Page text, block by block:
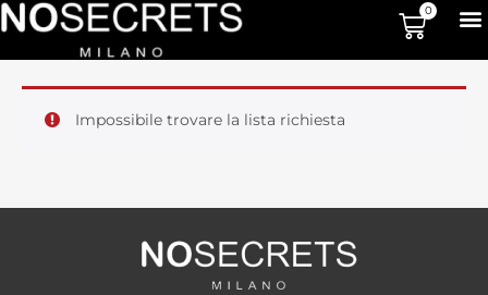
0
Impossibile trovare la lista richiesta